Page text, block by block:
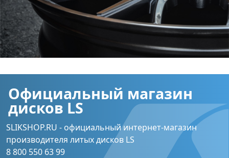
Официальный магазин
дисков LS
SLIKSHOP.RU - официальный интернет-магазин
производителя литых дисков LS
8 800 550 63 99